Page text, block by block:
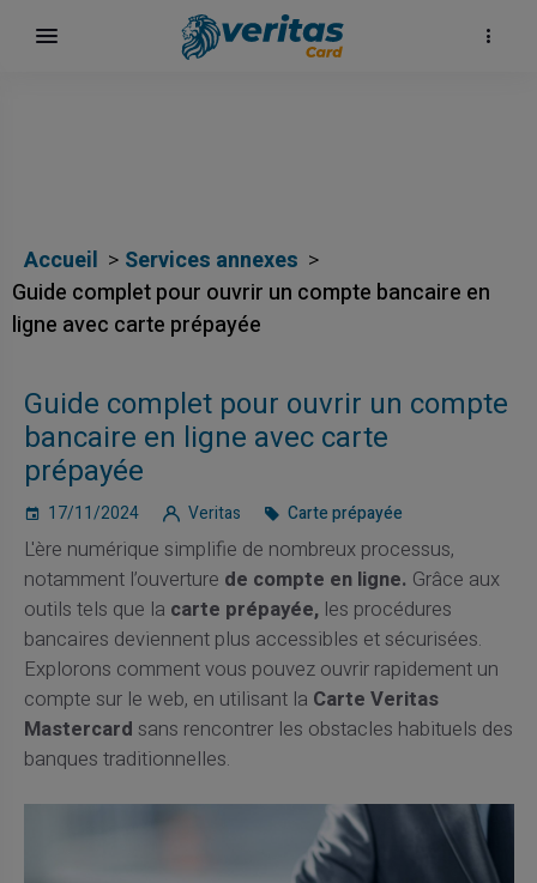
Accueil
Services annexes
Guide complet pour ouvrir un compte bancaire en
ligne avec carte prépayée
Guide complet pour ouvrir un compte
bancaire en ligne avec carte
prépayée
17/11/2024 Veritas Carte prépayée
L'ère numérique simplifie de nombreux processus,
notamment l’ouverture de compte en ligne. Grâce aux
outils tels que la carte prépayée,les procédures
bancaires deviennent plus accessibles et sécurisées.
Explorons comment vous pouvez ouvrir rapidement un
compte sur le web, en utilisant la Carte Veritas
Mastercard sans rencontrer les obstacles habituels des
banques traditionnelles.